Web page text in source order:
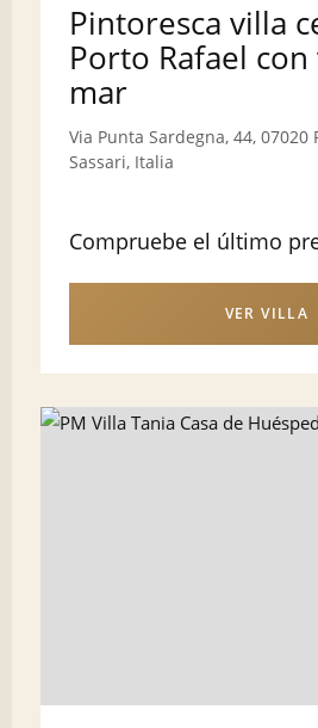
Pintoresca villa
Porto Rafael con
mar
Via Punta Sardegna, 44, 07020
Sassari, Italia
Compruebe el último
VER VILLA